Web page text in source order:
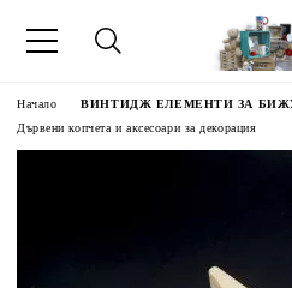
Начало
ВИНТИДЖ ЕЛЕМЕНТИ ЗА
Дървени копчета и аксесоари за декорация